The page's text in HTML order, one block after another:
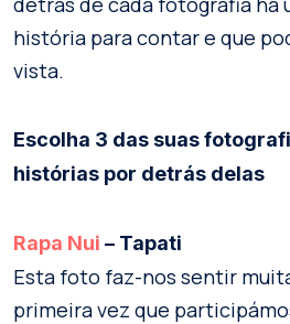
história para contar e que
vista.
Escolha 3 das suas
histórias por detrás delas
Rapa Nui – Tapati
Esta foto faz-nos sentir
primeira vez que